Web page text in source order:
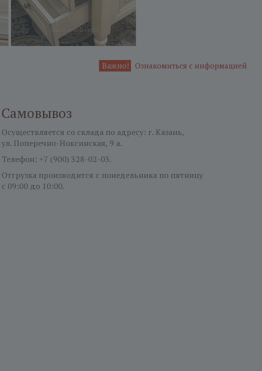
Важно! Ознакомиться с информацией
Самовывоз
Осуществляется со склада по адресу: г. Казань,
ул. Поперечно-Ноксинская, 9 а.
Телефон: +7 (900) 328-02-03.
Отгрузка производится с понедельника по пятницу
с 09:00 до 10:00.